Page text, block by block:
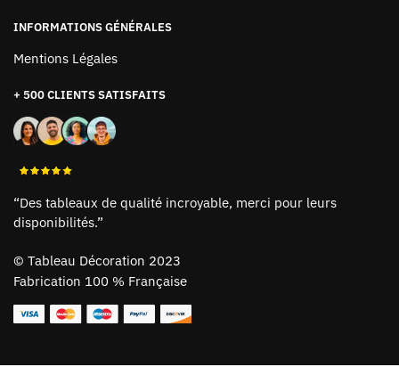
INFORMATIONS GÉNÉRALES
Mentions Légales
+ 500 CLIENTS SATISFAITS
“Des tableaux de qualité incroyable, merci pour leurs
disponibilités.”
© Tableau Décoration 2023
Fabrication 100 % Française